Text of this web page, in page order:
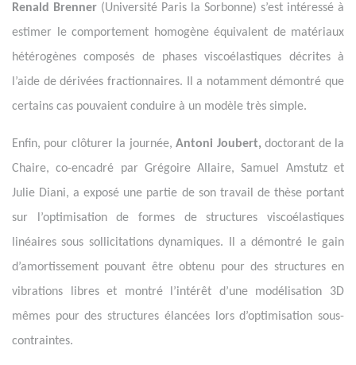
Renald Brenner (Université Paris la Sorbonne) s’est intéressé à
estimer le comportement homogène équivalent de matériaux
hétérogènes composés de phases viscoélastiques décrites à
l’aide de dérivées fractionnaires. Il a notamment démontré que
certains cas pouvaient conduire à un modèle très simple.
Enfin, pour clôturer la journée,Antoni Joubert,doctorant de la
Chaire, co-encadré par Grégoire Allaire, Samuel Amstutz et
Julie Diani, a exposé une partie de son travail de thèse portant
sur l’optimisation de formes de structures viscoélastiques
linéaires sous sollicitations dynamiques. Il a démontré le gain
d’amortissement pouvant être obtenu pour des structures en
vibrations libres et montré l’intérêt d’une modélisation 3D
mêmes pour des structures élancées lors d’optimisation sous-
contraintes.